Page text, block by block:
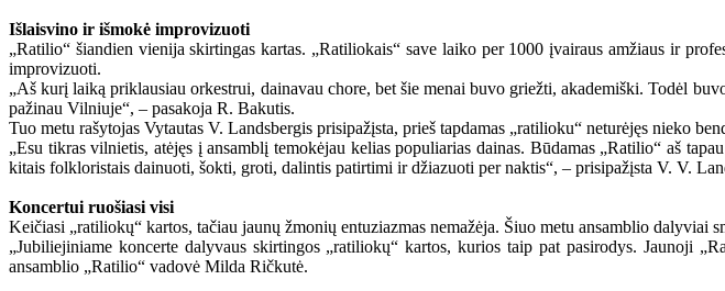
Išlaisvino ir išmokė improvizuoti
„Ratilio“ šiandien vienija skirtingas kartas. „Ratiliokais“ save laiko per 1000 įvairaus amžiaus ir
improvizuoti.
„Aš kurį laiką priklausiau orkestrui, dainavau chore, bet šie menai buvo griežti, akademiški. Todėl
pažinau Vilniuje“, – pasakoja R. Bakutis.
Tuo metu rašytojas Vytautas V. Landsbergis prisipažįsta, prieš tapdamas „ratilioku“ neturėjęs nieko
„Esu tikras vilnietis, atėjęs į ansamblį temokėjau kelias populiarias dainas. Būdamas „Ratilio“ aš
kitais folkloristais dainuoti, šokti, groti, dalintis patirtimi ir džiazuoti per naktis“, – prisipažįsta V. V.
Koncertui ruošiasi visi
Keičiasi „ratiliokų“ kartos, tačiau jaunų žmonių entuziazmas nemažėja. Šiuo metu ansamblio dalyviai
„Jubiliejiniame koncerte dalyvaus skirtingos „ratiliokų“ kartos, kurios taip pat pasirodys. Jaunoji
ansamblio „Ratilio“ vadovė Milda Ričkutė.